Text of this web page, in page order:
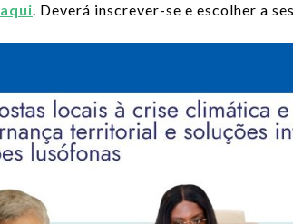
aqui. Deverá inscrever-se e escolher a